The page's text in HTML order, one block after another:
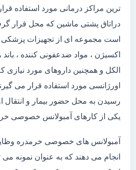
ترین مراکز درمانی مورد استفاده
دراتاق پشتی ماشین که محل قرار
است مجموعه ای از تجهیزات
اکسیژن ، مواد ضدعفونی کننده ، باند
الکل و همچنین داروهای مورد نیازی
اورژانسی مورد استفاده قرار می
رسیدن به محل حضور بیمار و انتقال
یکی از کارهای آمبولانس خصوصی
آمبولانس های خصوصی خرمدره
انجام می دهند که به عنوان نمونه می